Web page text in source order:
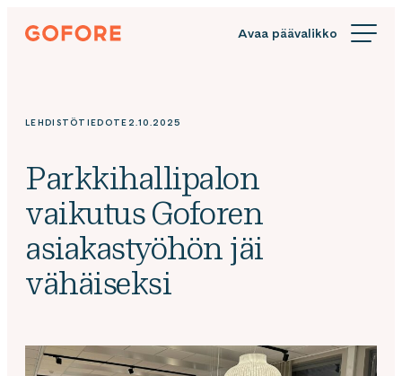
Siirry
suoraan
Gofore
knowledge
LEHDISTÖTIEDOTE 2.10.2025
Parkkihallipalon
vaikutus Goforen
asiakastyöhön jäi
vähäiseksi